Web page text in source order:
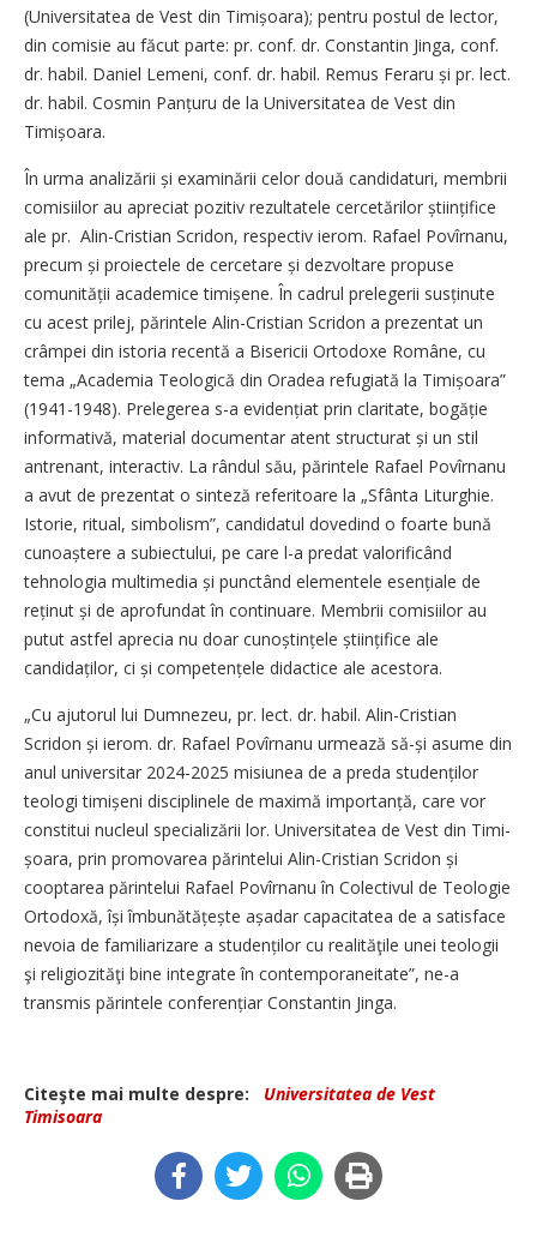
(Universitatea de Vest din Timi­șoara); pentru postul de lector,
din comisie au făcut parte: pr. conf. dr. Constantin Jinga, conf.
dr. habil. Daniel Lemeni, conf. dr. habil. Remus Feraru și pr. lect.
dr. habil. Cosmin Pan­țuru de la Universitatea de Vest din
Timișoara.
În urma analizării și examinării celor două candidaturi, membrii
comisiilor au apreciat pozitiv rezultatele cercetărilor științifice
ale pr. Alin-Cristian Scridon, respectiv ierom. Rafael Povîrnanu,
precum și proiectele de cercetare și dezvoltare propuse
comunității academice timișene. În cadrul prelegerii sus­ți­nute
cu acest prilej, părintele Alin-Cristian Scridon a prezentat un
crâmpei din istoria recentă a Bisericii Ortodoxe Române, cu
tema „Aca­demia Teologică din Oradea refugiată la Timișoara”
(1941-1948). Prelegerea s-a evidențiat prin claritate, bogăție
informativă, material documentar atent structurat și un stil
antrenant, interactiv. La rândul său, părintele Rafael Povîrnanu
a avut de prezentat o sinteză referitoare la „Sfânta Liturghie.
Istorie, ritual, simbolism”, candidatul dovedind o foarte bună
cunoaștere a subiectului, pe care l-a predat valorificând
tehnologia multimedia și punctând elementele esențiale de
reținut și de aprofundat în continuare. Membrii comisiilor au
putut astfel aprecia nu doar cunoștințele științifice ale
candidaților, ci și competențele didactice ale acestora.
„Cu ajutorul lui Dumnezeu, pr. lect. dr. habil. Alin-Cristian
Scridon și ierom. dr. Rafael Povîrnanu urmează să-și asume din
anul universitar 2024-2025 misiunea de a preda studenților
teologi timișeni disciplinele de maximă importanță, care vor
constitui nucleul specializării lor. Universitatea de Vest din Timi­
șoa­ra, prin promovarea părintelui Alin-Cristian Scridon și
cooptarea părintelui Rafael Povîrnanu în Colectivul de Teologie
Ortodoxă, își îmbunătățește așadar capacitatea de a satisface
nevoia de familiarizare a studenților cu realităţile unei teologii
şi religiozităţi bine integrate în contemporaneitate”, ne-a
transmis părintele conferențiar Constantin Jinga.
Citeşte mai multe despre:
Universitatea de Vest
Timisoara